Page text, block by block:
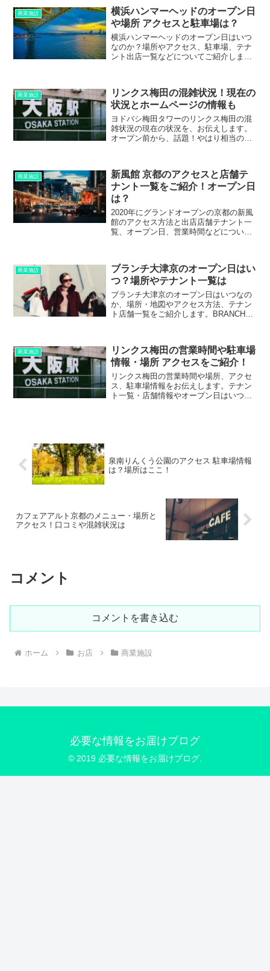
商業施設
横浜ハンマーヘッドのオープン日
や場所 アクセスと駐車場は？
横浜ハンマーヘッドのオープン日はいつ
なのか？場所やアクセス、駐車場、テナ
ント出店一覧などについてご紹介しま
商業施設
リンクス梅田の混雑状況！現在の
状況とホームページの情報も
ヨドバシ梅田タワーのリンクス梅田の混
雑状況の現在の状況を、お伝えします。
オープン前から、話題！やはり相当の人
商業施設
新風館 京都のアクセスと店舗テ
ナント一覧をご紹介！オープン日
は？
2020年にグランドオープンの京都の新風
館のアクセス方法と出店店舗テナント一
覧、オープン日、営業時間などについて
商業施設
ブランチ大津京のオープン日はい
つ？場所やテナント一覧は
ブランチ大津京のオープン日はいつなの
か、場所・地図やアクセス方法、テナン
ト店舗一覧をご紹介します。BRANCH大
商業施設
リンクス梅田の営業時間や駐車場
情報・場所 アクセスをご紹介！
リンクス梅田の営業時間や場所、アクセ
ス、駐車場情報をお伝えします。テナン
ト一覧・店舗情報やオープン日はいつな
泉南りんくう公園のアクセス 駐車場情報
は？場所はここ！
カフェアアルト京都のメニュー・場所と
アクセス！口コミや混雑状況は
コメント
コメントを書き込む
ホーム お店 商業施設
必要な情報をお届けブログ
© 2019 必要な情報をお届けブログ.